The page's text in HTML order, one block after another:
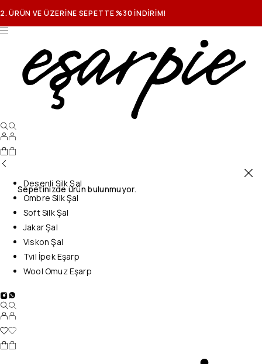
2. ÜRÜN VE ÜZERİNE SEPETTE %30 İNDİRİM!
Sepetinizde ürün bulunmuyor.
Desenli Silk Şal
Ombre Silk Şal
Soft Silk Şal
Jakar Şal
Viskon Şal
Tvil İpek Eşarp
Wool Omuz Eşarp